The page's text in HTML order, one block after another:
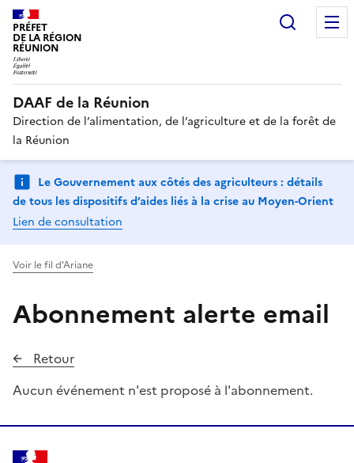
PRÉFET
DE LA RÉGION
RÉUNION
DAAF de la Réunion
Direction de l’alimentation, de l’agriculture et de la forêt de
la Réunion
Le Gouvernement aux côtés des agriculteurs : détails
de tous les dispositifs d’aides liés à la crise au Moyen-Orient
Lien de consultation
Voir le fil d'Ariane
Abonnement alerte email
Retour
Aucun événement n'est proposé à l'abonnement.